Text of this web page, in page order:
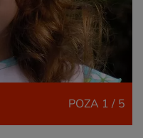
POZA 1 / 5